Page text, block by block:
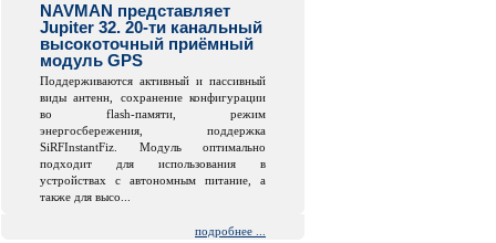
NAVMAN представляет
Jupiter 32. 20-ти канальный
высокоточный приёмный
модуль GPS
Поддерживаются активный и пассивный
виды антенн, сохранение конфигурации
во flash-памяти, режим
энергосбережения, поддержка
SiRFInstantFiz. Модуль оптимально
подходит для использования в
устройствах с автономным питание, а
также для высо...
подробнее ...